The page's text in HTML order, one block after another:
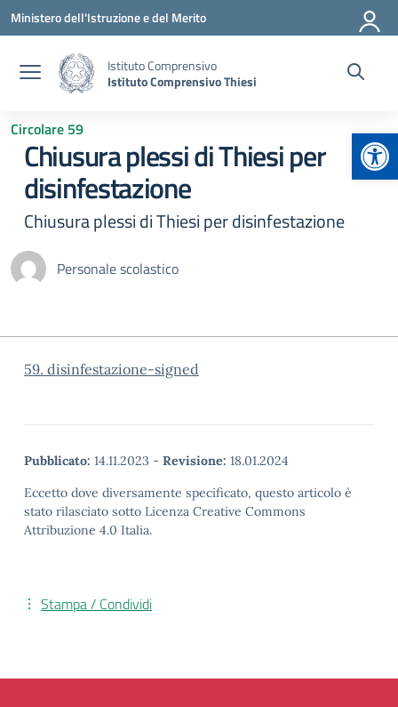
Vai ai contenuti
Vai al menu di navigazione
Vai al footer
Ministero dell'Istruzione e del Merito
Istituto Comprensivo
Istituto Comprensivo Thiesi
Circolare 59
Chiusura plessi di Thiesi per
disinfestazione
Chiusura plessi di Thiesi per disinfestazione
Personale scolastico
59. disinfestazione-signed
Pubblicato: 14.11.2023 - Revisione: 18.01.2024
Eccetto dove diversamente specificato, questo articolo è
stato rilasciato sotto Licenza Creative Commons
Attribuzione 4.0 Italia.
Stampa / Condividi